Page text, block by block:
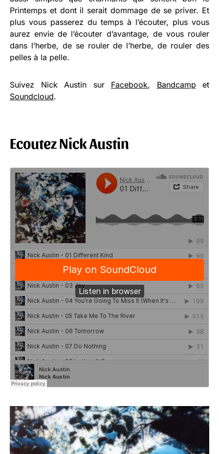
Printemps et dont il serait dommage de se priver. Et
plus vous passerez du temps à l’écouter, plus vous
aurez envie de l’écouter d’avantage, de vous rouler
dans l’herbe, de se rouler de l’herbe, de rouler des
pelles à la pelle.
Suivez Nick Austin sur Facebook, Bandcamp et
Soundcloud.
Ecoutez Nick Austin